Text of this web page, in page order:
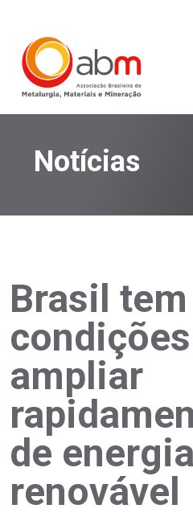
Notícias
Brasil tem
ampliar
de energia
renovável